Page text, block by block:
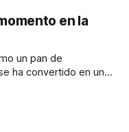
publicidad digital
para atender
una persona
en la
un pan de
ha convertido en uno
que